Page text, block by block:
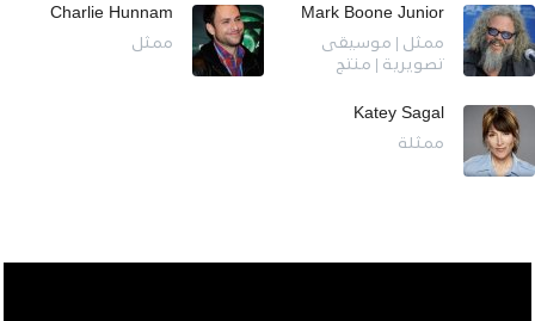
Mark Boone Junior
ممثل | موسيقى
تصويرية | منتج
Charlie Hunnam
ممثل
Katey Sagal
ممثلة